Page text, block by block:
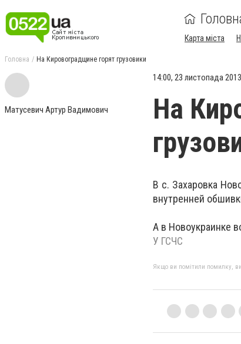
Карта міста
Головна На Кировоградщине горят грузовики
Матусевич Артур Вадимович
14:00, 23 листопада
На
В с. Захаровка
внутренней
А в Новоукраинке
У ГСЧС
Якщо ви помітили помилку,